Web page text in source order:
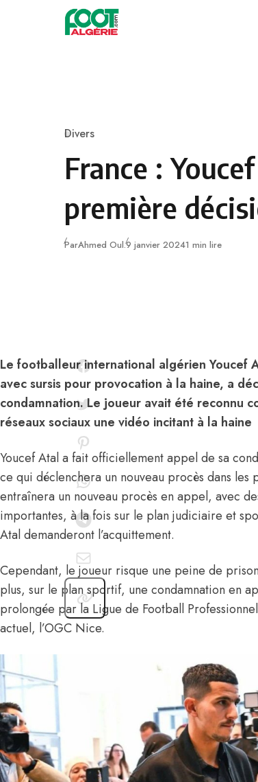
Skip to content
Category
Divers
France :
première
ParAhmed Oul.Publié
9 janvier 20241 min lire
Le footballeur international algérien Youcef
avec sursis pour provocation à la haine, a
condamnation. Le joueur avait été reconnu
réseaux sociaux une vidéo incitant à la haine
Youcef Atal a fait officiellement appel de sa
ce qui déclenchera un nouveau procès dans les
entraînera un nouveau procès en appel, avec
importantes, à la fois sur le plan judiciaire et
Atal demanderont l’acquittement.
Cependant, le joueur risque une peine de
plus, sur le plan sportif, une condamnation en
prolongée par la Ligue de Football
actuel, l’OGC Nice.